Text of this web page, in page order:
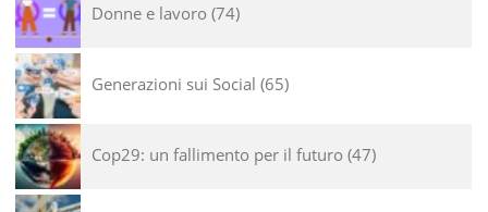
Donne e lavoro 74
Generazioni sui Social 65
Cop29: un fallimento per il futuro 47